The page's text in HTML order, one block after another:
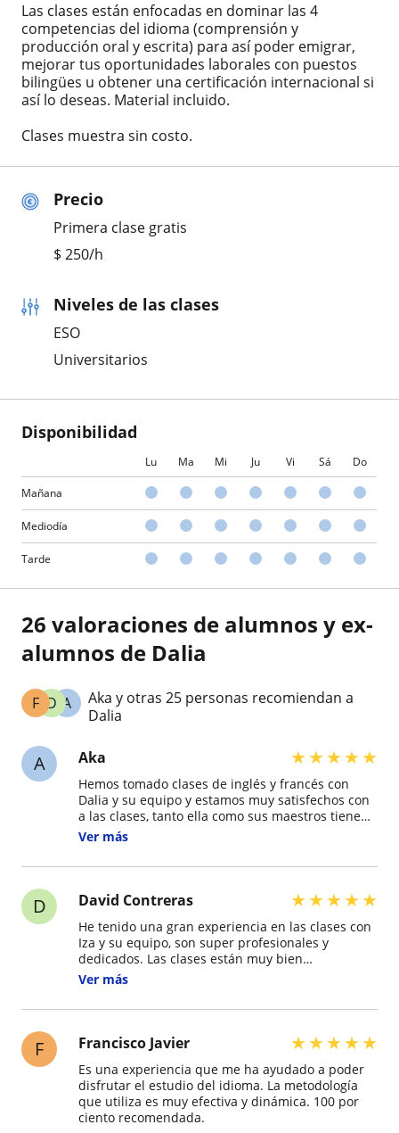
Precio
Primera clase gratis
$ 250/h
Niveles de las clases
ESO
Universitarios
Disponibilidad
Lu Ma Mi Ju Vi Sá Do
Mañana
Mediodía
Tarde
Las clases están enfocadas en dominar las 4
competencias del idioma (comprensión y
producción oral y escrita) para así poder emigrar,
mejorar tus oportunidades laborales con puestos
bilingües u obtener una certificación internacional si
así lo deseas. Material incluido.
Clases muestra sin costo.
26 valoraciones de alumnos y ex-
alumnos de Dalia
A
D
F
Aka y otras 25 personas recomiendan a
Dalia
A Aka ★★★★★
Hemos tomado clases de inglés y francés con
Dalia y su equipo y estamos muy satisfechos con
a las clases, tanto ella como sus maestros tienen
excelente dominio tanto del idioma como de la
y fáciles. Los recomendamos ampliamente.
Ver más
D David Contreras ★★★★★
He tenido una gran experiencia en las clases con
Iza y su equipo, son super profesionales y
dedicados. Las clases están muy bien
estructuradas, son muy dinámicas, y adaptadas a
motivado, además, utilizan materiales muy
fluidez y la confianza al hablar. Recomiendo 100%
estas clases tanto para quienes empiezan como
para quienes desean perfeccionar el idioma
Ver más
F Francisco Javier ★★★★★
Es una experiencia que me ha ayudado a poder
disfrutar el estudio del idioma. La metodología
que utiliza es muy efectiva y dinámica. 100 por
ciento recomendada.